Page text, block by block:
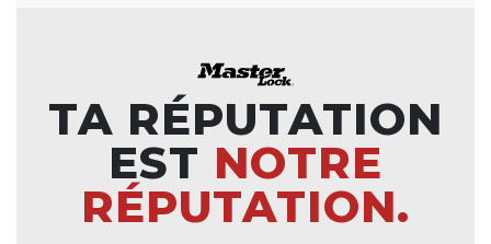
TA RÉPUTATION
EST NOTRE
RÉPUTATION.